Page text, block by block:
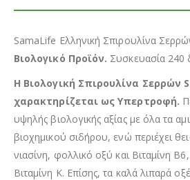
SamaLife Ελληνική Σπιρουλίνα
Βιολογικό Προϊόν. Συσκευασία 240
Η Βιολογική Σπιρουλίνα Σερρών
χαρακτηρίζεται ως Υπερτροφή.
υψηλής βιολογικής αξίας με όλα τα
βιοχημικού σιδήρου, ενώ περιέχει
νιασίνη, φολλικό οξύ και Βιταμίνη
Βιταμίνη Κ. Επίσης, τα καλά λιπαρά